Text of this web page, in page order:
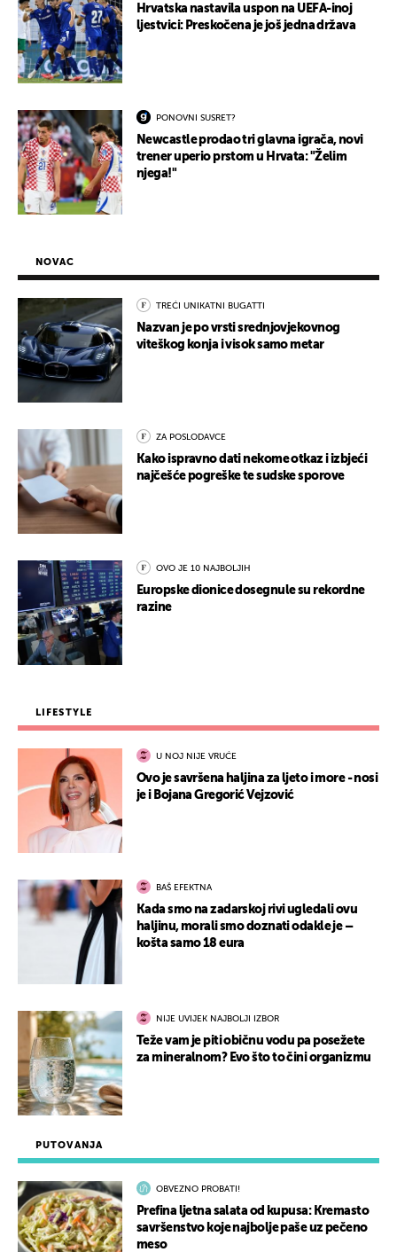
Hrvatska nastavila uspon na UEFA-inoj
ljestvici: Preskočena je još jedna država
PONOVNI SUSRET?
Newcastle prodao tri glavna igrača, novi
trener uperio prstom u Hrvata: "Želim
njega!"
PUTOVANJA
OBVEZNO PROBATI!
Prefina ljetna salata od kupusa: Kremasto
savršenstvo koje najbolje paše uz pečeno
meso
NOVAC
TREĆI UNIKATNI BUGATTI
Nazvan je po vrsti srednjovjekovnog
viteškog konja i visok samo metar
ZA POSLODAVCE
Kako ispravno dati nekome otkaz i izbjeći
najčešće pogreške te sudske sporove
OVO JE 10 NAJBOLJIH
Europske dionice dosegnule su rekordne
razine
LIFESTYLE
U NOJ NIJE VRUĆE
Ovo je savršena haljina za ljeto i more - nosi
je i Bojana Gregorić Vejzović
BAŠ EFEKTNA
Kada smo na zadarskoj rivi ugledali ovu
haljinu, morali smo doznati odakle je –
košta samo 18 eura
NIJE UVIJEK NAJBOLJI IZBOR
Teže vam je piti običnu vodu pa posežete
za mineralnom? Evo što to čini organizmu